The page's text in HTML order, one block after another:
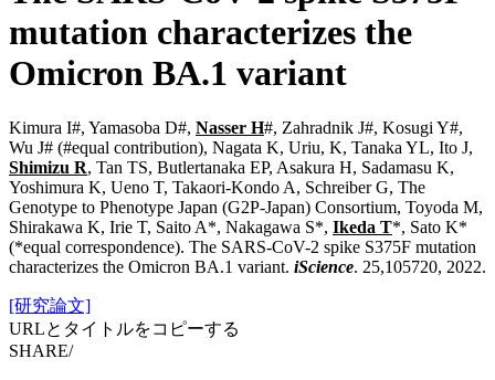
mutation characterizes the
Omicron BA.1 variant
Kimura I#, Yamasoba D#, Nasser H#, Zahradnik J#, Kosugi Y#,
Wu J# (#equal contribution), Nagata K, Uriu, K, Tanaka YL, Ito J,
Shimizu R, Tan TS, Butlertanaka EP, Asakura H, Sadamasu K,
Yoshimura K, Ueno T, Takaori-Kondo A, Schreiber G, The
Genotype to Phenotype Japan (G2P-Japan) Consortium, Toyoda M,
Shirakawa K, Irie T, Saito A*, Nakagawa S*, Ikeda T*, Sato K*
(*equal correspondence). The SARS-CoV-2 spike S375F mutation
characterizes the Omicron BA.1 variant. iScience. 25,105720, 2022.
[研究論文]
URLとタイトルをコピーする
SHARE/